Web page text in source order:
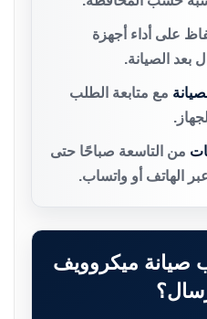
على أداء أجهزة
بعد الصيانة.
مع متابعة الطلب
من التاسعة صباحًا حتى
الهاتف أو واتساب.
صيانة ميكروويف